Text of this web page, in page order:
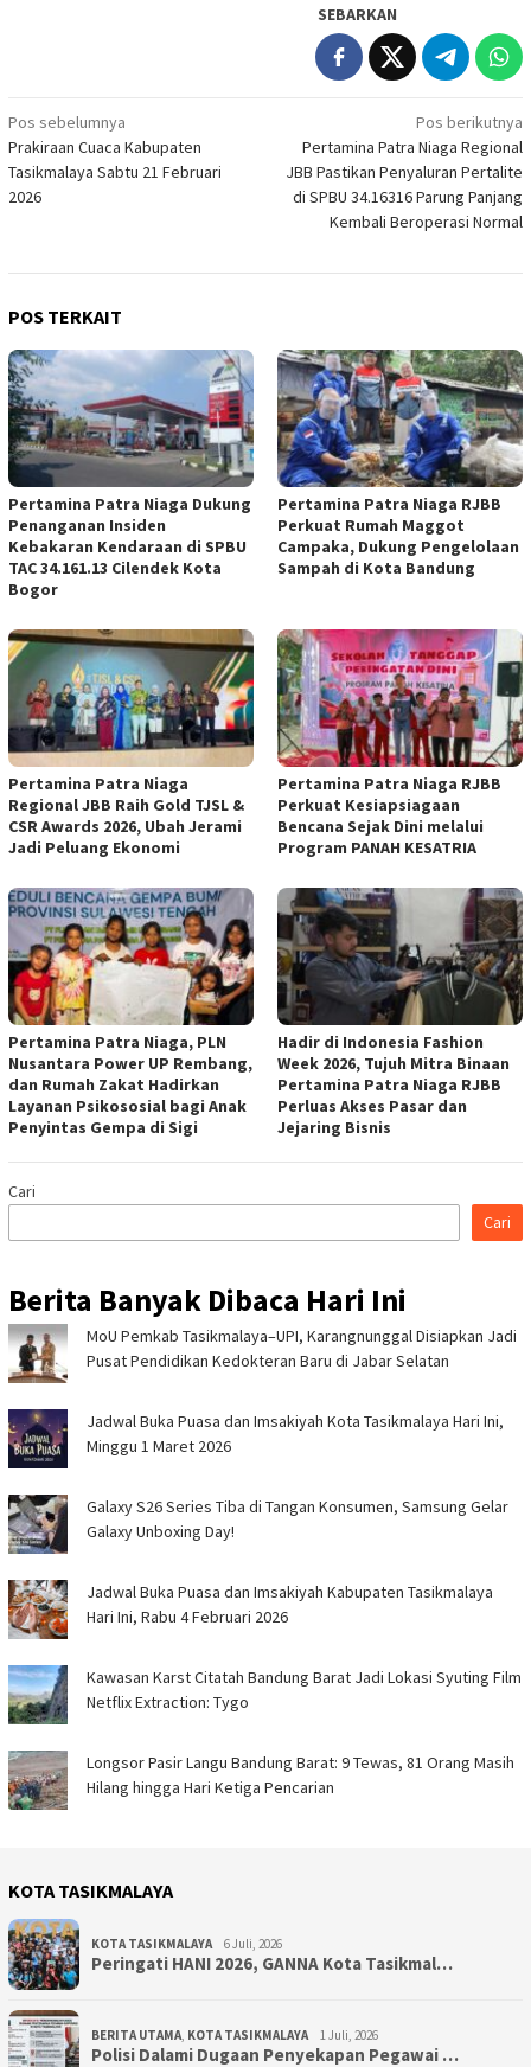
SEBARKAN
Navigasi
pos
Pos sebelumnya
Prakiraan Cuaca Kabupaten
Tasikmalaya Sabtu 21 Februari
2026
Pos berikutnya
Pertamina Patra Niaga Regional
JBB Pastikan Penyaluran Pertalite
di SPBU 34.16316 Parung Panjang
Kembali Beroperasi Normal
POS TERKAIT
Pertamina Patra Niaga Dukung
Penanganan Insiden
Kebakaran Kendaraan di SPBU
TAC 34.161.13 Cilendek Kota
Bogor
Pertamina Patra Niaga RJBB
Perkuat Rumah Maggot
Campaka, Dukung Pengelolaan
Sampah di Kota Bandung
Pertamina Patra Niaga
Regional JBB Raih Gold TJSL &
CSR Awards 2026, Ubah Jerami
Jadi Peluang Ekonomi
Pertamina Patra Niaga RJBB
Perkuat Kesiapsiagaan
Bencana Sejak Dini melalui
Program PANAH KESATRIA
Pertamina Patra Niaga, PLN
Nusantara Power UP Rembang,
dan Rumah Zakat Hadirkan
Layanan Psikososial bagi Anak
Penyintas Gempa di Sigi
Hadir di Indonesia Fashion
Week 2026, Tujuh Mitra Binaan
Pertamina Patra Niaga RJBB
Perluas Akses Pasar dan
Jejaring Bisnis
Cari
Cari
Berita Banyak Dibaca Hari Ini
MoU Pemkab Tasikmalaya–UPI, Karangnunggal Disiapkan Jadi
Pusat Pendidikan Kedokteran Baru di Jabar Selatan
Jadwal Buka Puasa dan Imsakiyah Kota Tasikmalaya Hari Ini,
Minggu 1 Maret 2026
Galaxy S26 Series Tiba di Tangan Konsumen, Samsung Gelar
Galaxy Unboxing Day!
Jadwal Buka Puasa dan Imsakiyah Kabupaten Tasikmalaya
Hari Ini, Rabu 4 Februari 2026
Kawasan Karst Citatah Bandung Barat Jadi Lokasi Syuting Film
Netflix Extraction: Tygo
Longsor Pasir Langu Bandung Barat: 9 Tewas, 81 Orang Masih
Hilang hingga Hari Ketiga Pencarian
KOTA TASIKMALAYA
KOTA TASIKMALAYA 6 Juli, 2026
Peringati HANI 2026, GANNA Kota Tasikmal…
BERITA UTAMA, KOTA TASIKMALAYA 1 Juli, 2026
Polisi Dalami Dugaan Penyekapan Pegawai …